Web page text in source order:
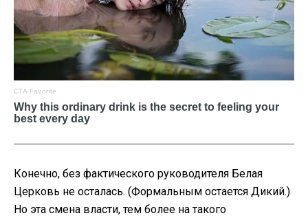
Конечно, без фактического руководителя Белая
Церковь не осталась. (Формальным остается Дикий.)
Но эта смена власти, тем более на такого